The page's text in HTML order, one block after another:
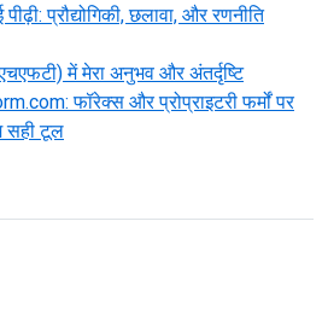
प्रौद्योगिकी, छलावा, और रणनीति
में मेरा अनुभव और अंतर्दृष्टि
फॉरेक्स और प्रोप्राइटरी फर्मों पर
सही टूल